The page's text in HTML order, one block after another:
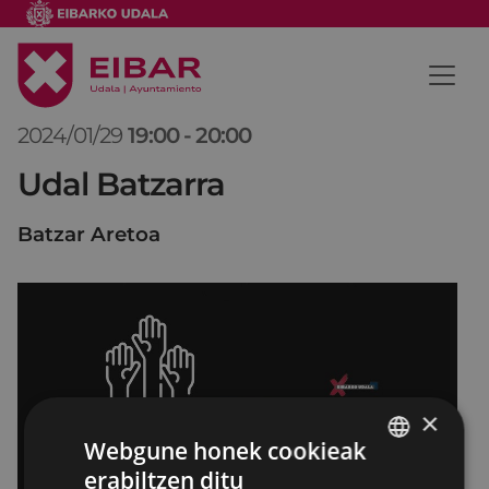
2024/01/29 19:00 -20:00
Udal Batzarra
Batzar Aretoa
×
Webgune honek cookieak
erabiltzen ditu